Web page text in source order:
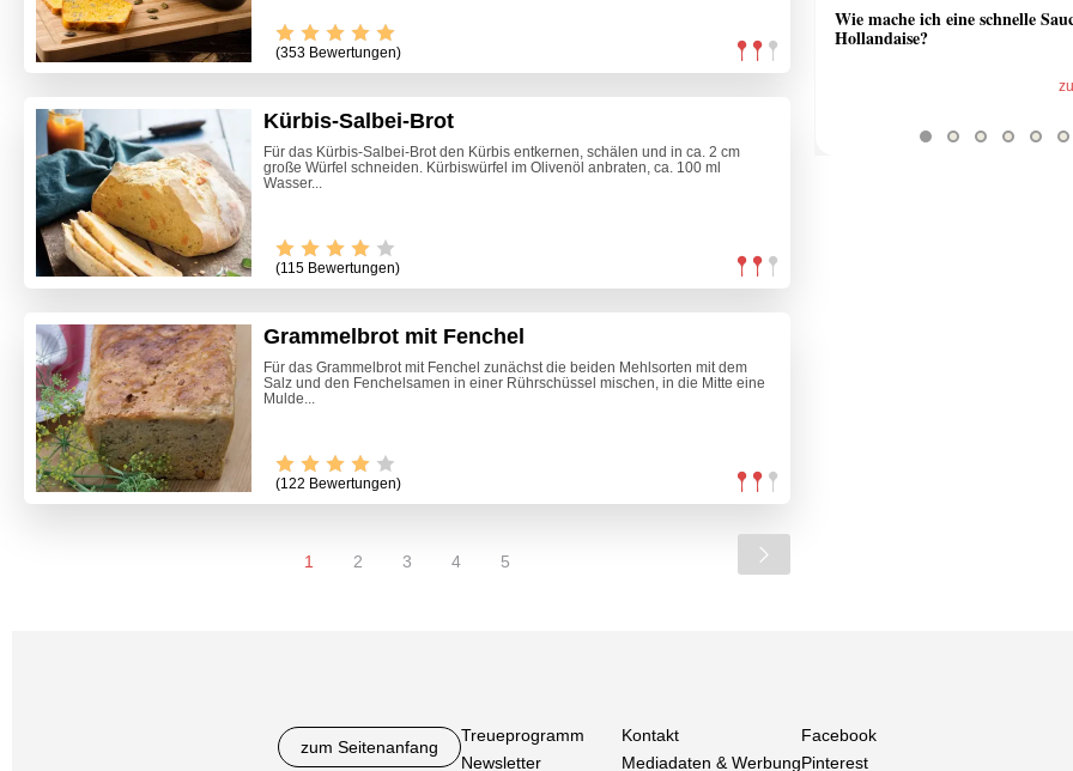
(353 Bewertungen)
Kürbis-Salbei-Brot
Für das Kürbis-Salbei-Brot den Kürbis entkernen, schälen und in ca. 2 cm
große Würfel schneiden. Kürbiswürfel im Olivenöl anbraten, ca. 100 ml
Wasser...
(115 Bewertungen)
Grammelbrot mit Fenchel
Für das Grammelbrot mit Fenchel zunächst die beiden Mehlsorten mit dem
Salz und den Fenchelsamen in einer Rührschüssel mischen, in die Mitte eine
Mulde...
(122 Bewertungen)
1 2 3 4 5
Wie mache ich eine schnelle
Hollandaise?
zum Seitenanfang
Treueprogramm
Newsletter
Kontakt
Mediadaten & Werbung
Facebook
Pinterest